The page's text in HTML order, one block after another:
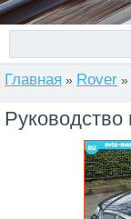
Главная » Rover »